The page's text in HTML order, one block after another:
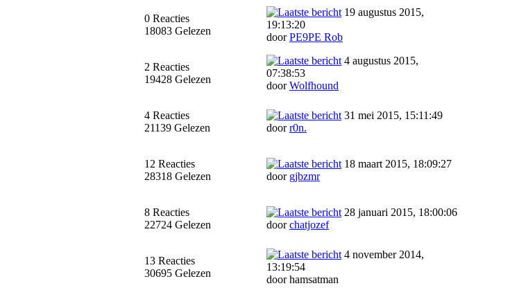
0 Reacties
18083 Gelezen
19 augustus 2015,
19:13:20
doorPE9PE Rob
2 Reacties
19428 Gelezen
4 augustus 2015,
07:38:53
doorWolfhound
4 Reacties
21139 Gelezen
31 mei 2015, 15:11:49
doorr0n.
12 Reacties
28318 Gelezen
18 maart 2015, 18:09:27
door gjbzmr
8 Reacties
22724 Gelezen
28 januari 2015, 18:00:06
doorchatjozef
13 Reacties
30695 Gelezen
4 november 2014,
13:19:54
door hamsatman